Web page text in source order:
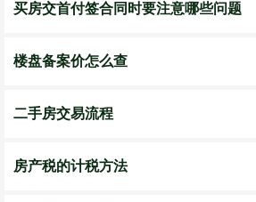
买房交首付签合同时要注意哪些问题
楼盘备案价怎么查
二手房交易流程
房产税的计税方法